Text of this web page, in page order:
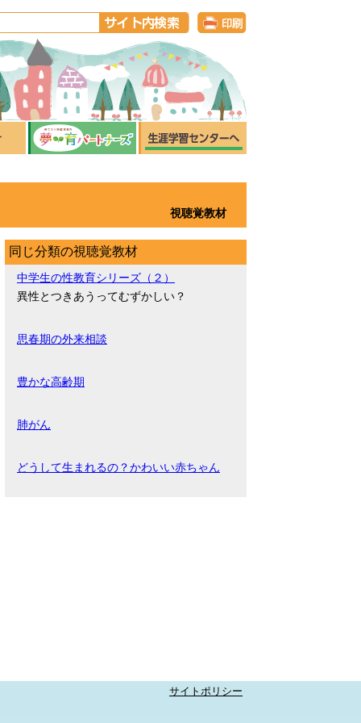
視聴覚教材
同じ分類の視聴覚教材
中学生の性教育シリーズ（２）
異性とつきあうってむずかしい？
思春期の外来相談
豊かな高齢期
肺がん
どうして生まれるの？かわいい赤ちゃん
サイトポリシー